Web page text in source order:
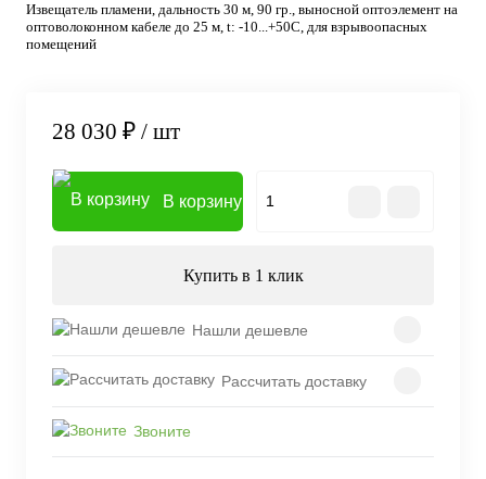
Извещатель пламени, дальность 30 м, 90 гр., выносной оптоэлемент на
оптоволоконном кабеле до 25 м, t: -10...+50С, для взрывоопасных
помещений
28 030 ₽ / шт
В корзину
Купить в 1 клик
Нашли дешевле
Рассчитать доставку
Звоните